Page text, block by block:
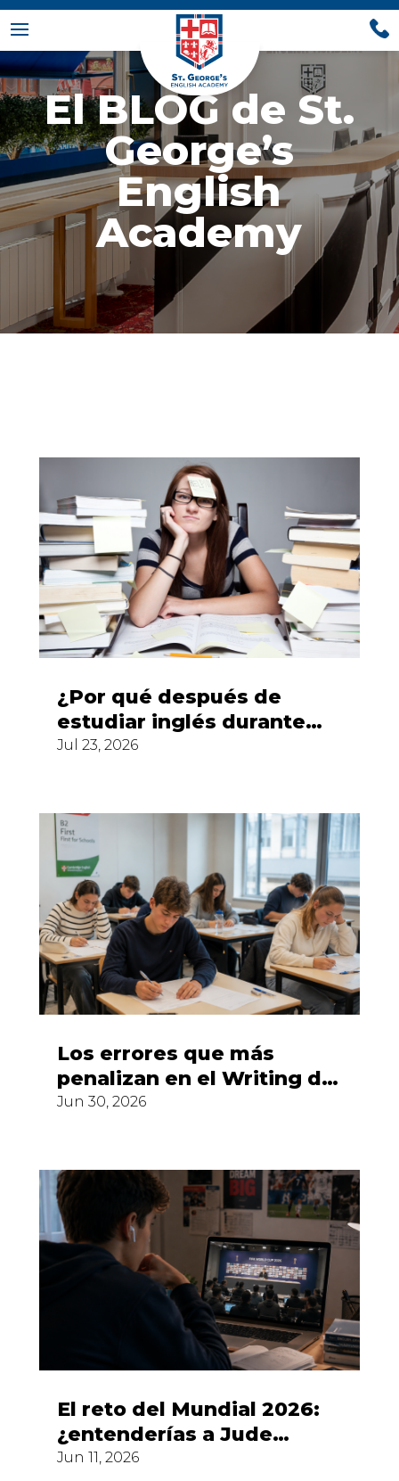
El BLOG de St.
George’s
English
Academy
¿Por qué después de
estudiar inglés durante
años todavía no puedes
Jul 23, 2026
Los errores que más
penalizan en el Writing del
First
Jun 30, 2026
El reto del Mundial 2026:
¿entenderías a Jude
Bellingham sin subtítulos?
Jun 11, 2026